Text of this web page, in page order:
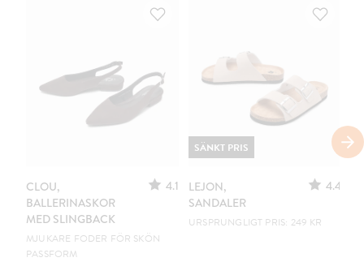
CLOU,
BALLERINASKOR
MED SLINGBACK
4.1
MJUKARE FODER FÖR SKÖN
PASSFORM
LEJON,
SANDALER
4.4
URSPRUNGLIGT PRIS: 249 KR
SÄNKT PRIS